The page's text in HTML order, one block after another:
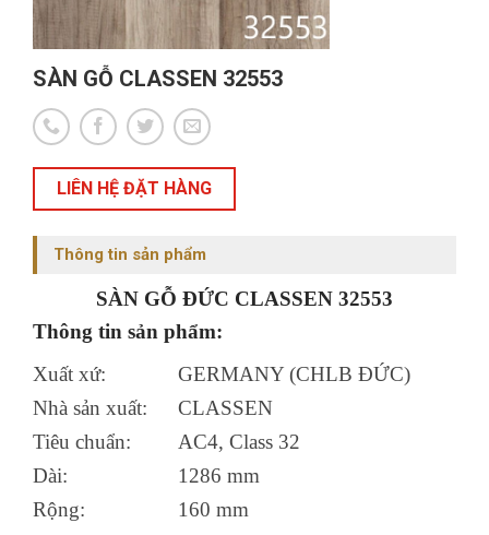
SÀN GỖ CLASSEN 32553
LIÊN HỆ ĐẶT HÀNG
Thông tin sản phẩm
SÀN GỖ ĐỨC CLASSEN 32553
Thông tin sản phẩm:
Xuất xứ:
GERMANY (CHLB ĐỨC)
Nhà sản xuất:
CLASSEN
Tiêu chuẩn:
AC4, Class 32
Dài:
1286 mm
Rộng:
160 mm